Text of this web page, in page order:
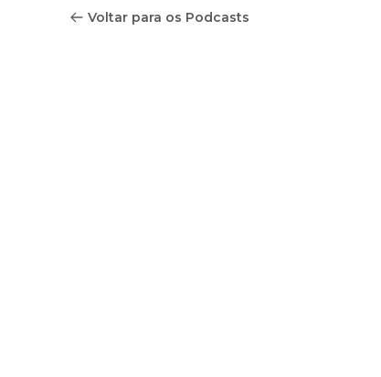
Voltar para os Podcasts